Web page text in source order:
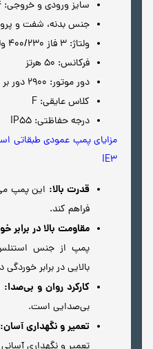
سایز ورودی و خروجی: 4 اینچ
جنس بدنه، شفت و
ولتاژ: 3 فاز 400/230 ولت
فرکانس: 50 هرتز
دور موتور: 2900 دور بر دقیقه
کلاس عایقی: F
درجه حفاظتی: IP55
IE3
قدرت بالا: این پمپ
فراهم کند.
مقاومت بالا در برابر
پمپ از جنس
بالایی در برابر خوردگی
کارکرد روان و بی‌صدا:
بی‌صدایی است.
تعمیر و نگهداری آسان: